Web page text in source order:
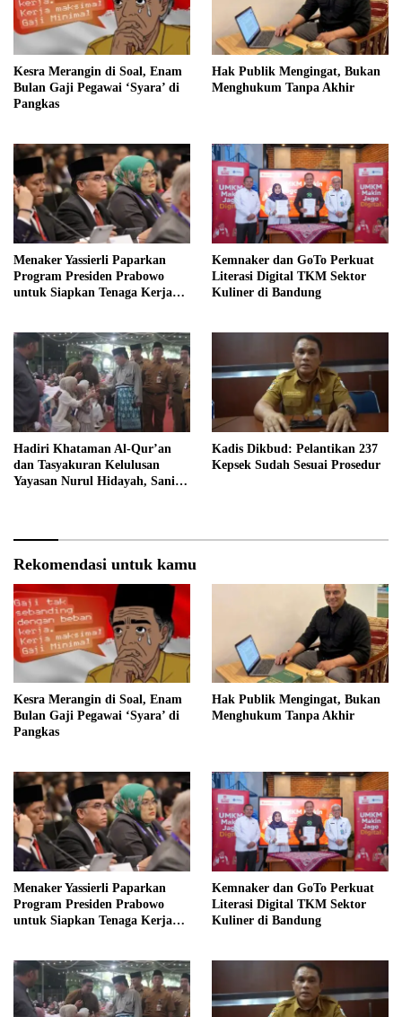
Kesra Merangin di Soal, Enam
Bulan Gaji Pegawai ‘Syara’ di
Pangkas
Hak Publik Mengingat, Bukan
Menghukum Tanpa Akhir
Menaker Yassierli Paparkan
Program Presiden Prabowo
untuk Siapkan Tenaga Kerja
Kemnaker dan GoTo Perkuat
Literasi Digital TKM Sektor
Kuliner di Bandung
Hadiri Khataman Al-Qur’an
dan Tasyakuran Kelulusan
Yayasan Nurul Hidayah, Sani
Kadis Dikbud: Pelantikan 237
Kepsek Sudah Sesuai Prosedur
Rekomendasi untuk kamu
Kesra Merangin di Soal, Enam
Bulan Gaji Pegawai ‘Syara’ di
Pangkas
Hak Publik Mengingat, Bukan
Menghukum Tanpa Akhir
Menaker Yassierli Paparkan
Program Presiden Prabowo
untuk Siapkan Tenaga Kerja
Kemnaker dan GoTo Perkuat
Literasi Digital TKM Sektor
Kuliner di Bandung